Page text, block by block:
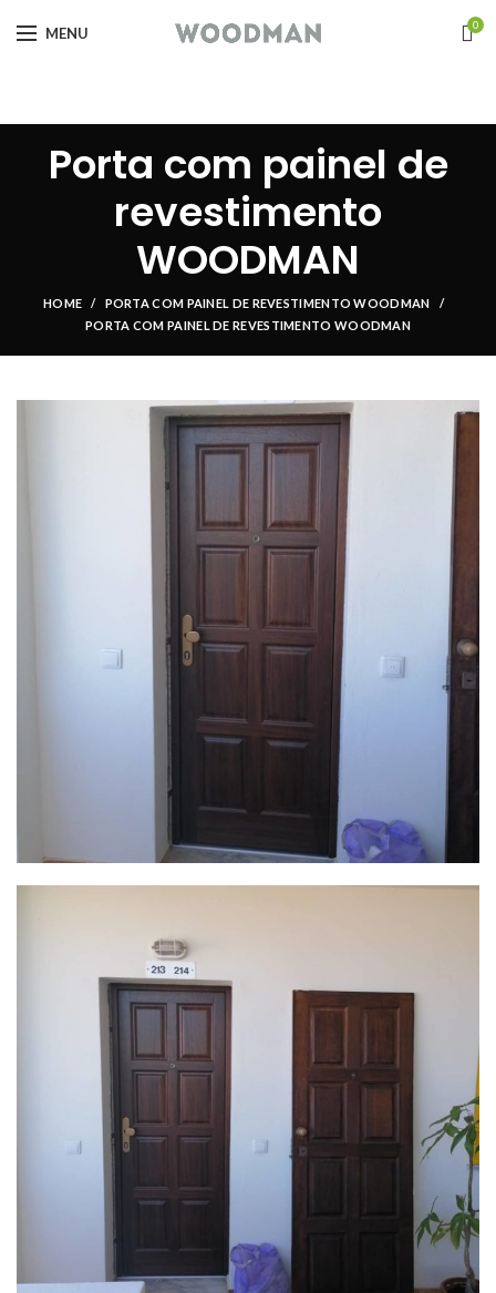
MENU 0
Porta com painel de
revestimento
WOODMAN
HOME
PORTA COM PAINEL DE REVESTIMENTO WOODMAN
PORTA COM PAINEL DE REVESTIMENTO WOODMAN